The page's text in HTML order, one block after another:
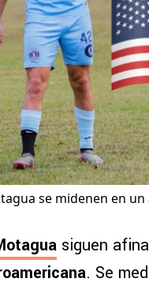
se midenen en
siguen
. Se